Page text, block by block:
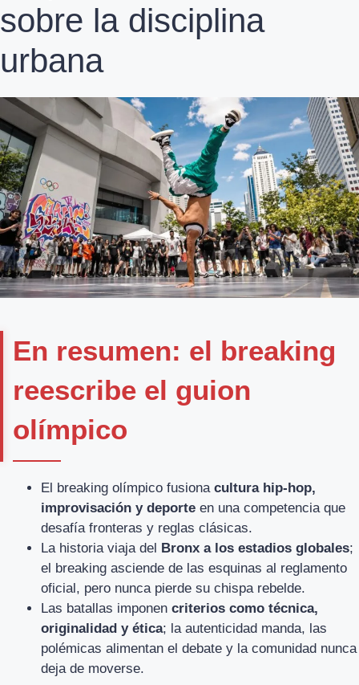
sobre la disciplina
urbana
En resumen: el breaking
reescribe el guion
olímpico
El breaking olímpico fusiona cultura hip-hop,
improvisación y deporte en una competencia que
desafía fronteras y reglas clásicas.
La historia viaja del Bronx a los estadios globales;
el breaking asciende de las esquinas al reglamento
oficial, pero nunca pierde su chispa rebelde.
Las batallas imponen criterios como técnica,
originalidad y ética; la autenticidad manda, las
polémicas alimentan el debate y la comunidad nunca
deja de moverse.